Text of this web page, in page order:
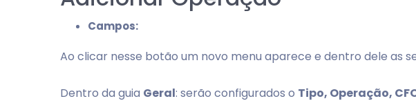
Campos:
Ao clicar nesse botão um novo menu aparece e dentro dele as
Dentro da guia Geral: serão configurados o Tipo, Operação,